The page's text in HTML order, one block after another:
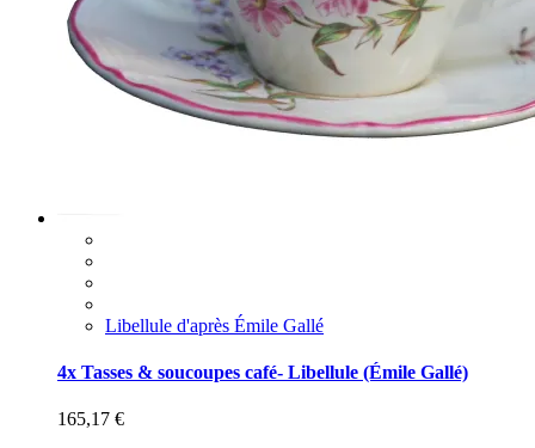
Libellule d'après Émile Gallé
4x Tasses & soucoupes café- Libellule (Émile Gallé)
165,17 €